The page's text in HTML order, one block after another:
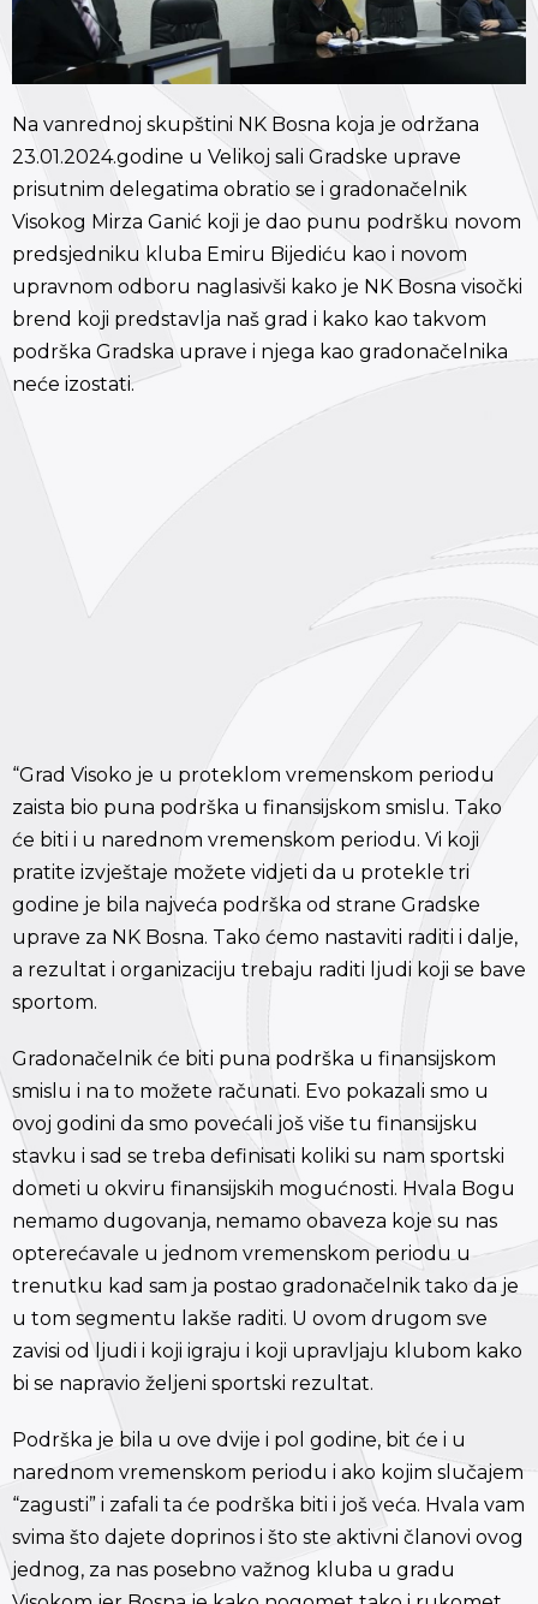
Na vanrednoj skupštini NK Bosna koja je održana
23.01.2024.godine u Velikoj sali Gradske uprave
prisutnim delegatima obratio se i gradonačelnik
Visokog Mirza Ganić koji je dao punu podršku novom
predsjedniku kluba Emiru Bijediću kao i novom
upravnom odboru naglasivši kako je NK Bosna visočki
brend koji predstavlja naš grad i kako kao takvom
podrška Gradska uprave i njega kao gradonačelnika
neće izostati.
“Grad Visoko je u proteklom vremenskom periodu
zaista bio puna podrška u finansijskom smislu. Tako
će biti i u narednom vremenskom periodu. Vi koji
pratite izvještaje možete vidjeti da u protekle tri
godine je bila najveća podrška od strane Gradske
uprave za NK Bosna. Tako ćemo nastaviti raditi i dalje,
a rezultat i organizaciju trebaju raditi ljudi koji se bave
sportom.
Gradonačelnik će biti puna podrška u finansijskom
smislu i na to možete računati. Evo pokazali smo u
ovoj godini da smo povećali još više tu finansijsku
stavku i sad se treba definisati koliki su nam sportski
dometi u okviru finansijskih mogućnosti. Hvala Bogu
nemamo dugovanja, nemamo obaveza koje su nas
opterećavale u jednom vremenskom periodu u
trenutku kad sam ja postao gradonačelnik tako da je
u tom segmentu lakše raditi. U ovom drugom sve
zavisi od ljudi i koji igraju i koji upravljaju klubom kako
bi se napravio željeni sportski rezultat.
Podrška je bila u ove dvije i pol godine, bit će i u
narednom vremenskom periodu i ako kojim slučajem
“zagusti” i zafali ta će podrška biti i još veća. Hvala vam
svima što dajete doprinos i što ste aktivni članovi ovog
jednog, za nas posebno važnog kluba u gradu